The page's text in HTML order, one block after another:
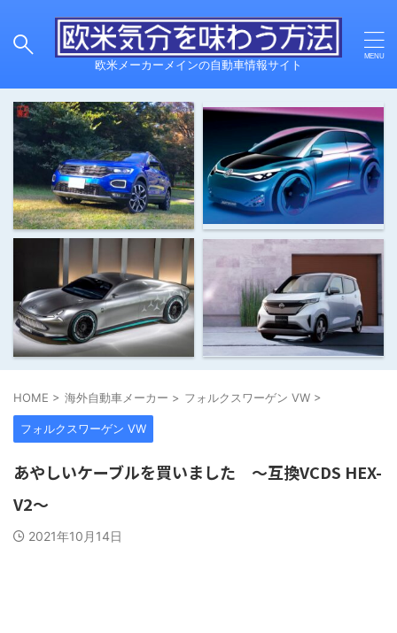
欧米メーカーメインの自動車情報サイト
HOME > 海外自動車メーカー > フォルクスワーゲン VW >
フォルクスワーゲン VW
あやしいケーブルを買いました 〜互換VCDS HEX-
V2〜
2021年10月14日